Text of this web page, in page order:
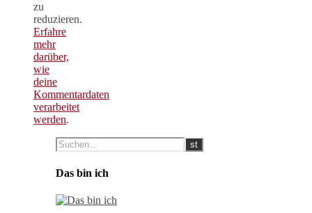
zu
reduzieren.
Erfahre
mehr
darüber,
wie
deine
Kommentardaten
verarbeitet
werden.
Das bin ich